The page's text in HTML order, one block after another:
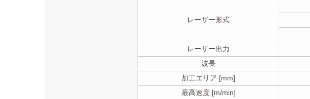
レーザー形式
レーザー出力
波長
加工エリア [mm]
最高速度 [m/min]